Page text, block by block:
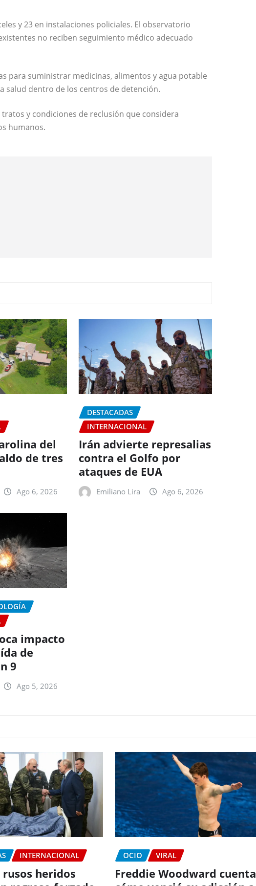
y 23 en instalaciones policiales. El observatorio
no reciben seguimiento médico adecuado
para suministrar medicinas, alimentos y agua potable
salud dentro de los centros de detención.
y condiciones de reclusión que considera
humanos.
del
de tres
Ago 6, 2026
DESTACADAS
INTERNACIONAL
Irán advierte represalias
contra el Golfo por
ataques de EUA
Emiliano Lira Ago 6, 2026
impacto
de
9
Ago 5, 2026
INTERNACIONAL
rusos heridos
OCIO VIRAL
Freddie Woodward cuenta